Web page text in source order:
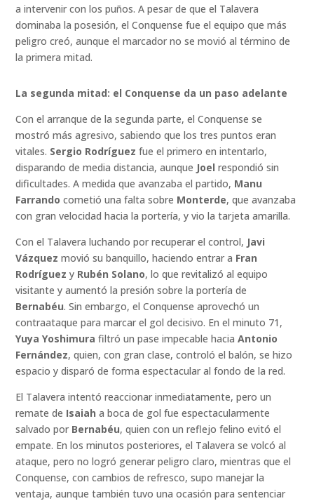
a intervenir con los puños. A pesar de que el Talavera
dominaba la posesión, el Conquense fue el equipo que más
peligro creó, aunque el marcador no se movió al término de
la primera mitad.
La segunda mitad: el Conquense da un paso adelante
Con el arranque de la segunda parte, el Conquense se
mostró más agresivo, sabiendo que los tres puntos eran
vitales. Sergio Rodríguez fue el primero en intentarlo,
disparando de media distancia, aunque Joel respondió sin
dificultades. A medida que avanzaba el partido, Manu
Farrando cometió una falta sobre Monterde, que avanzaba
con gran velocidad hacia la portería, y vio la tarjeta amarilla.
Con el Talavera luchando por recuperar el control, Javi
Vázquez movió su banquillo, haciendo entrar a Fran
Rodríguez y Rubén Solano, lo que revitalizó al equipo
visitante y aumentó la presión sobre la portería de
Bernabéu. Sin embargo, el Conquense aprovechó un
contraataque para marcar el gol decisivo. En el minuto 71,
Yuya Yoshimura filtró un pase impecable haciaAntonio
Fernández, quien, con gran clase, controló el balón, se hizo
espacio y disparó de forma espectacular al fondo de la red.
El Talavera intentó reaccionar inmediatamente, pero un
remate de Isaiah a boca de gol fue espectacularmente
salvado por Bernabéu, quien con un reflejo felino evitó el
empate. En los minutos posteriores, el Talavera se volcó al
ataque, pero no logró generar peligro claro, mientras que el
Conquense, con cambios de refresco, supo manejar la
ventaja, aunque también tuvo una ocasión para sentenciar